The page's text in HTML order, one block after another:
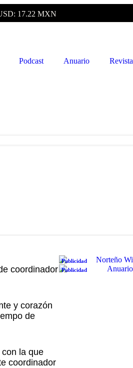
17.22 MXN
Podcast Anuario Revista
coordinador
y corazón
de
la que
coordinador
Publicidad
Publicidad